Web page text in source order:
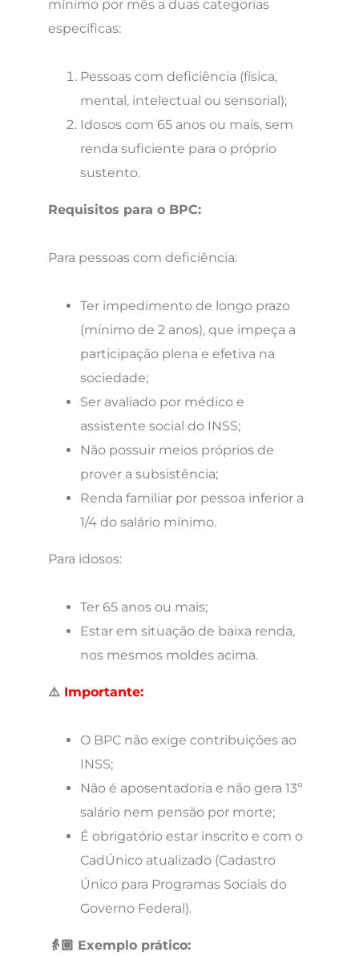
mínimo por mês a duas categorias
específicas:
Pessoas com deficiência (física,
mental, intelectual ou sensorial);
Idosos com 65 anos ou mais, sem
renda suficiente para o próprio
sustento.
Requisitos para o BPC:
Para pessoas com deficiência:
Ter impedimento de longo prazo
(mínimo de 2 anos), que impeça a
participação plena e efetiva na
sociedade;
Ser avaliado por médico e
assistente social do INSS;
Não possuir meios próprios de
prover a subsistência;
Renda familiar por pessoa inferior a
1/4 do salário mínimo.
Para idosos:
Ter 65 anos ou mais;
Estar em situação de baixa renda,
nos mesmos moldes acima.
⚠️ Importante:
O BPC não exige contribuições ao
INSS;
Não é aposentadoria e não gera 13º
salário nem pensão por morte;
É obrigatório estar inscrito e com o
CadÚnico atualizado (Cadastro
Único para Programas Sociais do
Governo Federal).
👵🏼 Exemplo prático: